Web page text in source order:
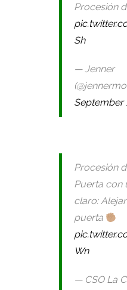
Procesión
Sh
— Jenner
September
Procesión
Puerta con
claro:
puerta
Wn
— CSO La